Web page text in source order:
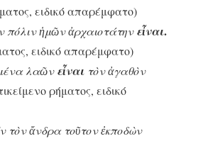
ειδικό απαρέμφατο)
πόλιν ἡμῶν ἀρχαιοτάτηνεἶναι.
ειδικό απαρέμφατο)
λαῶνεἶναι τὸν ἀγαθὸν
ρήματος, ειδικό
τὸν ἄνδρα τοῦτον ἐκποδὼν